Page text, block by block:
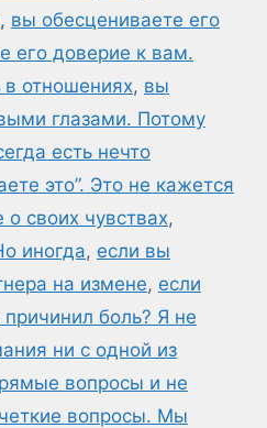
, вы обесцениваете его
его доверие к вам.
в отношениях, вы
глазами. Потому
есть нечто
это”. Это не кажется
о своих чувствах,
иногда, если вы
на измене, если
боль? Я не
ни с одной из
вопросы и не
вопросы. Мы